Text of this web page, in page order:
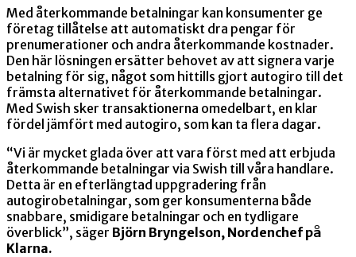
Med återkommande betalningar kan konsumenter ge
företag tillåtelse att automatiskt dra pengar för
prenumerationer och andra återkommande kostnader.
Den här lösningen ersätter behovet av att signera varje
betalning för sig, något som hittills gjort autogiro till det
främsta alternativet för återkommande betalningar.
Med Swish sker transaktionerna omedelbart, en klar
fördel jämfört med autogiro, som kan ta flera dagar.
“Vi är mycket glada över att vara först med att erbjuda
återkommande betalningar via Swish till våra handlare.
Detta är en efterlängtad uppgradering från
autogirobetalningar, som ger konsumenterna både
snabbare, smidigare betalningar och en tydligare
överblick”, säger Björn Bryngelson, Nordenchef på
Klarna.